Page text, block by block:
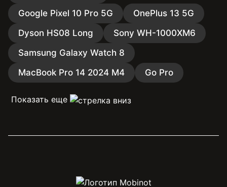
Google Pixel 10 Pro 5G
OnePlus 13 5G
Dyson HS08 Long
Sony WH-1000XM6
Samsung Galaxy Watch 8
MacBook Pro 14 2024 M4
Go Pro
Показать еще